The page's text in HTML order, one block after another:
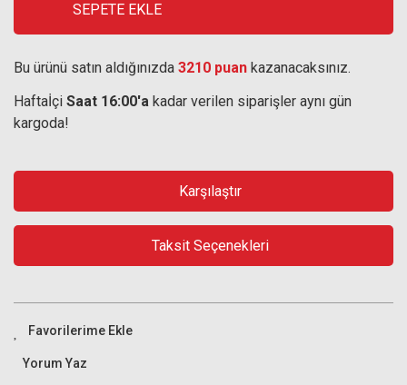
SEPETE EKLE
Bu ürünü satın aldığınızda 3210 puan kazanacaksınız.
Haftaİçi Saat 16:00'a kadar verilen siparişler aynı gün
kargoda!
Karşılaştır
Taksit Seçenekleri
Yorum Yaz